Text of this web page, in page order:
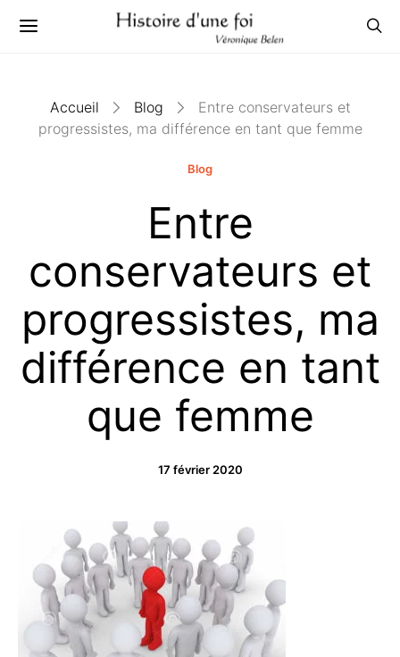
Accueil Blog
Entre conservateurs et
progressistes, ma différence en tant que femme
Blog
Entre
conservateurs et
progressistes, ma
différence en tant
que femme
17 février 2020